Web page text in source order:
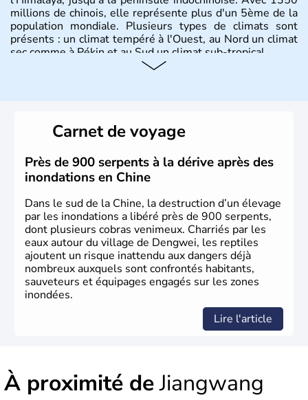
millions de chinois, elle représente plus d'un 5ème de la
population mondiale. Plusieurs types de climats sont
présents : un climat tempéré à l'Ouest, au Nord un climat
sec comme à Pékin et au Sud un climat sub-tropical.
dynasties. La dynastie Qing a été la dernière à régner
jusqu'aux guerres de l'opium lorsque la Chine s'est
constituée comme nation et a retrouvé son indépendance
en 1945. Illustre pays en matière d'inventions avant-
gardistes, la Chine a été la première utilisatrice du papier,
de l'imprimerie à caractères mobiles, de la boussole et de
la poudre à canon.
Carnet de voyage
Près de 900 serpents à la dérive après des
inondations en Chine
Dans le sud de la Chine, la destruction d’un élevage
par les inondations a libéré près de 900 serpents,
dont plusieurs cobras venimeux. Charriés par les
eaux autour du village de Dengwei, les reptiles
ajoutent un risque inattendu aux dangers déjà
nombreux auxquels sont confrontés habitants,
sauveteurs et équipages engagés sur les zones
inondées.
Lire l'article
À proximité deJiangwang